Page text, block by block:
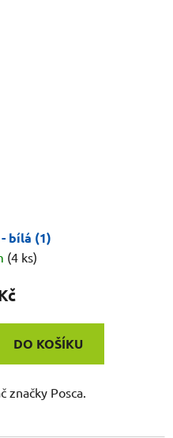
bílá (1)
(4 ks)
DO KOŠÍKU
značky Posca.